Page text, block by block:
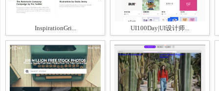
InspirationGri... UI100Day|UI设计师...